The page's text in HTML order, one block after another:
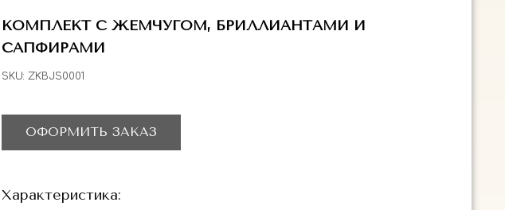
КОМПЛЕКТ С ЖЕМЧУГОМ, БРИЛЛИАНТАМИ И
САПФИРАМИ
SKU: ZKBJS0001
ОФОРМИТЬ ЗАКАЗ
Характеристика: